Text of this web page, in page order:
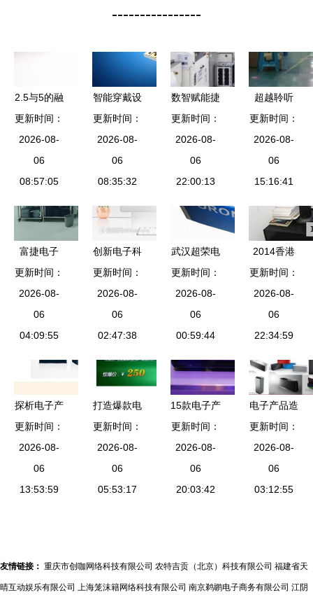
----------------
2.5与5的融
合 电子产
品在世界的
演进与未来
更新时间：
2026-08-
06
08:57:05
智能穿戴设
备的演进
从「电子挂
件」到「身
体延伸」
更新时间：
2026-08-
06
08:35:32
数智赋能捷
报传 均胜
电子荣登浙
江省首批先
进级智能工
子产品线再
升级
更新时间：
2026-08-
06
22:00:13
超越聆听
探索高端音
响设备的电
子产品核心
更新时间：
2026-08-
06
15:16:41
富捷电子
自主可控，
助力高端贴
片电阻全国
产化进程
更新时间：
2026-08-
06
04:09:55
创新电子科
技与智能设
备展望\n副
标题 驱动
未来的数字
团队名称 |
日期\n\n
——
格场景图
（如全息投
更新时间：
2026-08-
06
02:47:38
武汉超荣电
子·其他传
感器产品列
表 拓展电
子感知的边
更新时间：
2026-08-
06
00:59:44
2014香港
春季电子展
耳神音箱美
图赏析，科
技与音质的
更新时间：
2026-08-
06
22:34:59
探析电子产
品包装的多
重价值与未
来趋势
更新时间：
2026-08-
06
13:53:59
打造爆款电
子产品的密
钥 免费
PSD促销模
板解析（含
更新时间：
2026-08-
06
05:53:17
15款电子产
品带你回到
上世纪的时
代穿梭机
更新时间：
2026-08-
06
20:03:42
电子产品造
型设计 融
合美学与功
能的艺术
更新时间：
2026-08-
06
03:12:55
友情链接： 重庆市创咖网络科技有限公司 农特吉贡（北京）科技有限公司 福建省天
晴互动娱乐有限公司 上海笼沫籍网络科技有限公司 南京鹈鹕电子商务有限公司 江阴